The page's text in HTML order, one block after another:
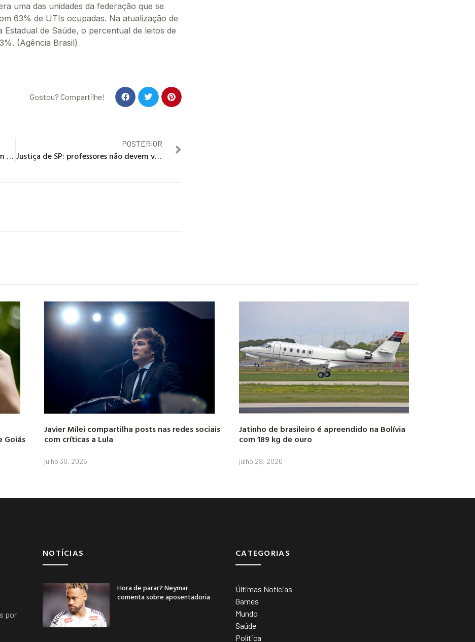
uma das unidades da federação que se
63% de UTIs ocupadas. Na atualização de
de Saúde, o percentual de leitos de
(Agência Brasil)
Gostou? Compartilhe!
“Amigas do Robério” são saudadas em Dia Internacional da Mulher
POSTERIOR
Justiça de SP: professores não devem voltar às aulas presenciais
Goiás
Javier Milei compartilha posts nas redes sociais
com críticas a Lula
julho 30, 2026
Jatinho de brasileiro é apreendido na Bolívia
com 189 kg de ouro
julho 29, 2026
por
NOTÍCIAS
Hora de parar? Neymar
comenta sobre aposentadoria
CATEGORIAS
Últimas Notícias
Games
Mundo
Saúde
Política